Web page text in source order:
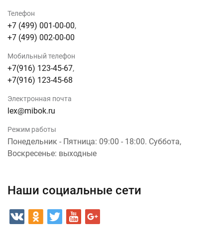
Телефон
+7 (499) 001-00-00,
+7 (499) 002-00-00
Мобильный телефон
+7(916) 123-45-67,
+7(916) 123-45-68
Электронная почта
lex@mibok.ru
Режим работы
Понедельник - Пятница: 09:00 - 18:00. Суббота,
Воскресенье: выходные
Наши социальные сети